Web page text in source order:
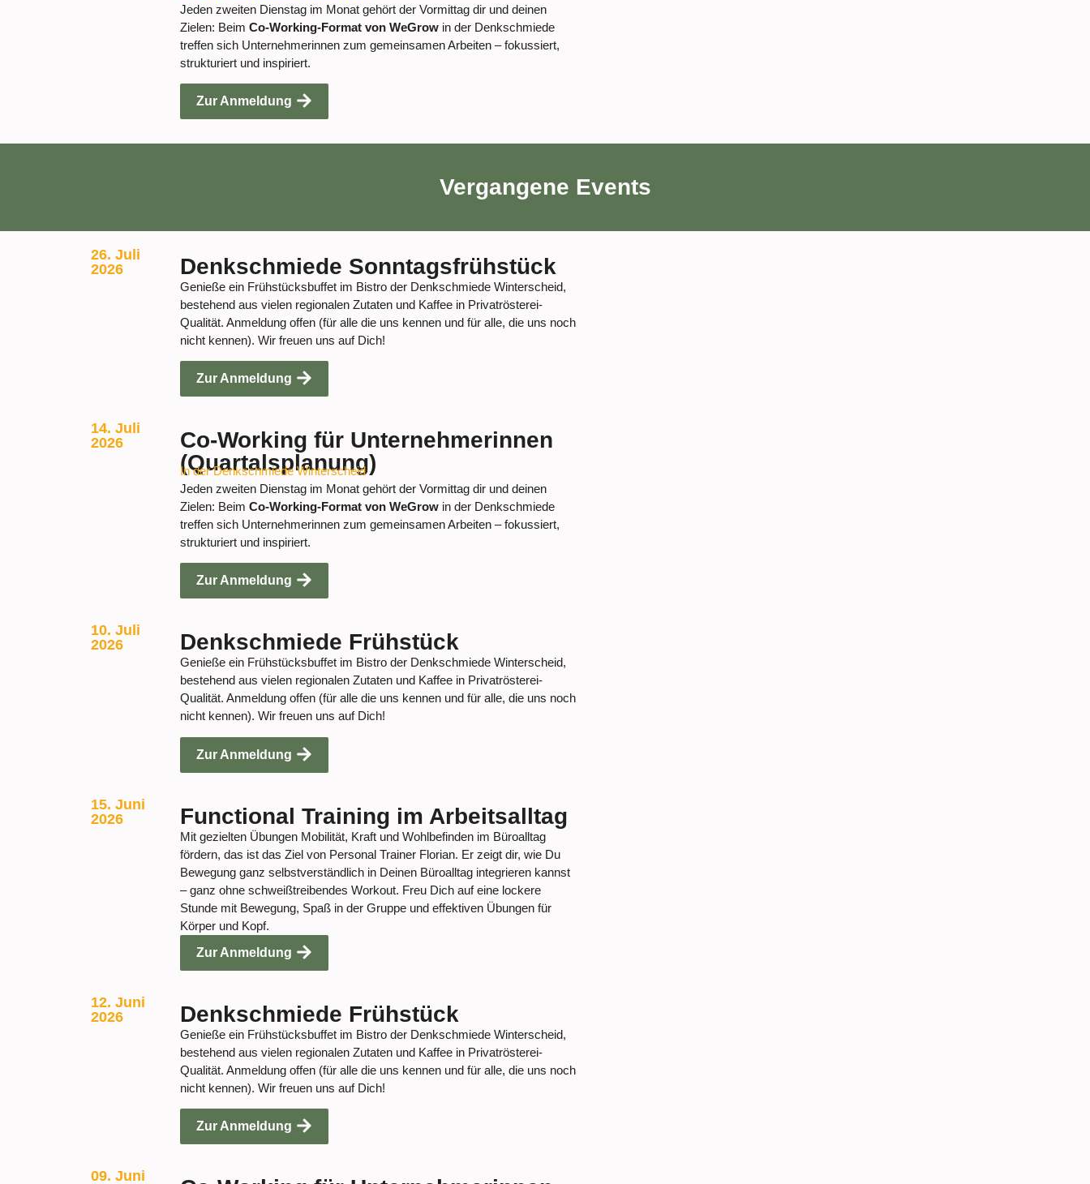
Jeden zweiten Dienstag im Monat gehört der Vormittag dir und deinen
Zielen: Beim Co-Working-Format von WeGrowin der Denkschmiede
treffen sich Unternehmerinnen zum gemeinsamen Arbeiten – fokussiert,
strukturiert und inspiriert.
Zur Anmeldung
Vergangene Events
Denkschmiede Sonntagsfrühstück
Genieße ein Frühstücksbuffet im Bistro der Denkschmiede Winterscheid,
bestehend aus vielen regionalen Zutaten und Kaffee in Privatrösterei-
Qualität. Anmeldung offen (für alle die uns kennen und für alle, die uns noch
nicht kennen). Wir freuen uns auf Dich!
Zur Anmeldung
26. Juli
2026
Co-Working für Unternehmerinnen
(Quartalsplanung)
In der Denkschmiede Winterscheid
Jeden zweiten Dienstag im Monat gehört der Vormittag dir und deinen
Zielen: Beim Co-Working-Format von WeGrowin der Denkschmiede
treffen sich Unternehmerinnen zum gemeinsamen Arbeiten – fokussiert,
strukturiert und inspiriert.
Zur Anmeldung
14. Juli
2026
Denkschmiede Frühstück
Genieße ein Frühstücksbuffet im Bistro der Denkschmiede Winterscheid,
bestehend aus vielen regionalen Zutaten und Kaffee in Privatrösterei-
Qualität. Anmeldung offen (für alle die uns kennen und für alle, die uns noch
nicht kennen). Wir freuen uns auf Dich!
Zur Anmeldung
10. Juli
2026
Functional Training im Arbeitsalltag
Mit gezielten Übungen Mobilität, Kraft und Wohlbefinden im Büroalltag
fördern, das ist das Ziel von Personal Trainer Florian. Er zeigt dir, wie Du
Bewegung ganz selbstverständlich in Deinen Büroalltag integrieren kannst
– ganz ohne schweißtreibendes Workout. Freu Dich auf eine lockere
Stunde mit Bewegung, Spaß in der Gruppe und effektiven Übungen für
Körper und Kopf.
Zur Anmeldung
15. Juni
2026
Denkschmiede Frühstück
Genieße ein Frühstücksbuffet im Bistro der Denkschmiede Winterscheid,
bestehend aus vielen regionalen Zutaten und Kaffee in Privatrösterei-
Qualität. Anmeldung offen (für alle die uns kennen und für alle, die uns noch
nicht kennen). Wir freuen uns auf Dich!
Zur Anmeldung
12. Juni
2026
09. Juni